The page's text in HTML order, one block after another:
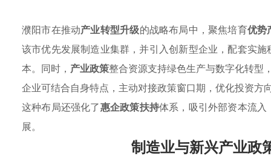
濮阳市在推动产业转型升级的战略布局中，聚焦培育优势
该市优先发展制造业集群，并引入创新型企业，配套实
本。同时， 产业政策整合资源支持绿色生产与数字化转型
企业可结合自身特点，主动对接政策窗口期，优化投资方
这种布局还强化了惠企政策扶持体系，吸引外部资本流
展。
制造业与新兴产业政